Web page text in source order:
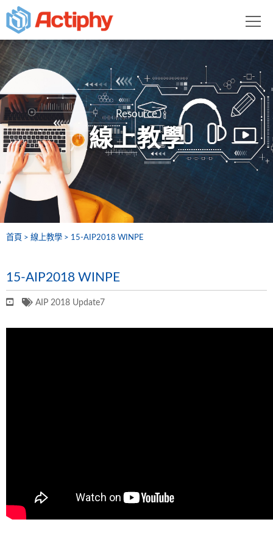
Resource
線上教學
首頁 線上教學 15-AIP2018 WINPE
15-AIP2018 WINPE
AIP 2018 Update7